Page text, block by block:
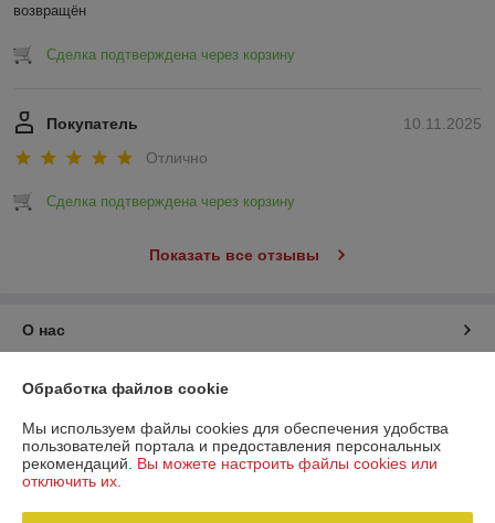
возвращён
Сделка подтверждена через корзину
10.11.2025
Покупатель
Отлично
Сделка подтверждена через корзину
Показать все отзывы
О нас
Контакты
Доставка и оплата
График работы
Обработка файлов cookie
Мы используем файлы cookies для обеспечения удобства
пользователей портала и предоставления персональных
рекомендаций. Вы можете настроить файлы cookies или
отключить их.